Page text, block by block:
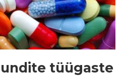
tüügaste